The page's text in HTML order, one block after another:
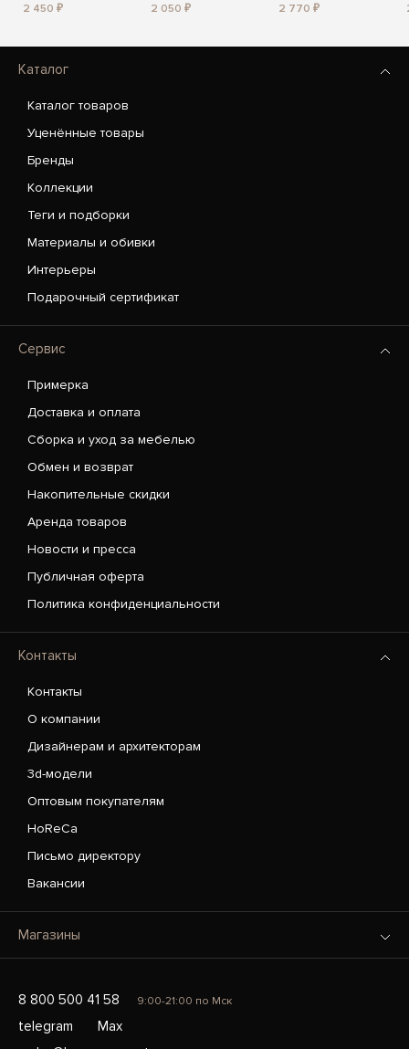
2 450 ₽
2 050 ₽ 2 770 ₽
Каталог
Каталог товаров
Уценённые товары
Бренды
Коллекции
Теги и подборки
Материалы и обивки
Интерьеры
Подарочный сертификат
Сервис
Примерка
Доставка и оплата
Сборка и уход за мебелью
Обмен и возврат
Накопительные скидки
Аренда товаров
Новости и пресса
Публичная оферта
Политика конфиденциальности
Контакты
Контакты
О компании
Дизайнерам и архитекторам
3d-модели
Оптовым покупателям
HoReCa
Письмо директору
Вакансии
Магазины
8 800 500 41 58 9:00-21:00 по Мск
telegram
Max